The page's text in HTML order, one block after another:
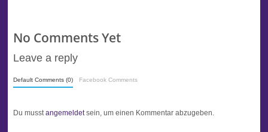
No Comments Yet
Leave a reply
Default Comments (0) Facebook Comments
Du musstangemeldetsein, um einen Kommentar abzugeben.